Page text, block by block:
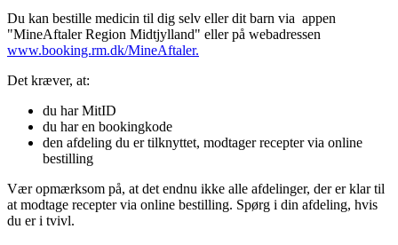
Du kan bestille medicin til dig selv eller dit barn via appen
"MineAftaler Region Midtjylland" eller på webadressen
www.booking.rm.dk/MineAftaler.
Det kræver, at:
du har MitID
du har en bookingkode
den afdeling du er tilknyttet, modtager recepter via online
bestilling
Vær opmærksom på, at det endnu ikke alle afdelinger, der er klar til
at modtage recepter via online bestilling. Spørg i din afdeling, hvis
du er i tvivl.